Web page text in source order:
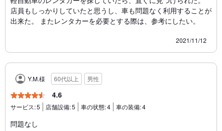
店員もしっかりしていたと思うし、車も問題なく利用することが
出来た。 またレンタカーを必要とする際は、参考にしたい。
2021/11/12
Y.M.様 60代以上 男性
4.6
サービス:5 店舗設備:5 車の状態:4 車の装備:4
問題なし